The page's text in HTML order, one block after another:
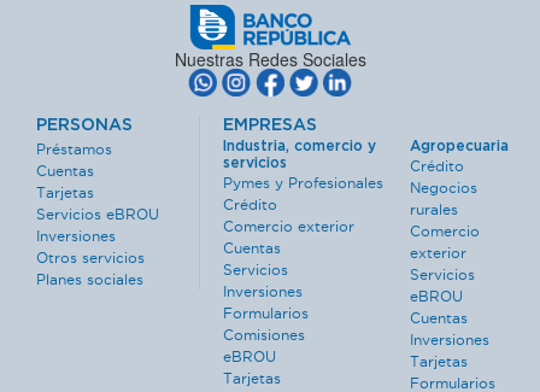
Nuestras Redes Sociales
PERSONAS
Préstamos
Cuentas
Tarjetas
Servicios eBROU
Inversiones
Otros servicios
Planes sociales
EMPRESAS
Industria, comercio y
servicios
Pymes y Profesionales
Crédito
Comercio exterior
Cuentas
Servicios
Inversiones
Formularios
Comisiones
eBROU
Tarjetas
Agropecuaria
Crédito
Negocios
rurales
Comercio
exterior
Servicios
eBROU
Cuentas
Inversiones
Tarjetas
Formularios